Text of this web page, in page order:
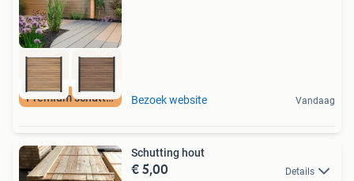
Premium schutting Bezoek website Vandaag
Schutting hout
€ 5,00 Details